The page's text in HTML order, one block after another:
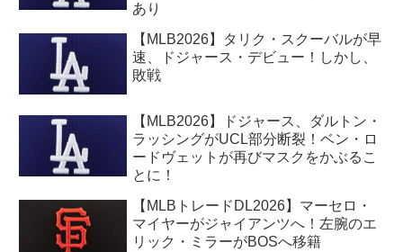
あり
【MLB2026】タリク・スクーバルが早
速、ドジャース・デビュー！しかし、
敗戦
【MLB2026】ドジャース、ダルトン・
ラッシングがUCL部分断裂！ベン・ロ
ードヴェットが再びマスクをかぶるこ
とに！
【MLBトレードDL2026】マーセロ・
マイヤーがジャイアンツへ！左腕のエ
リック・ミラーがBOSへ移籍